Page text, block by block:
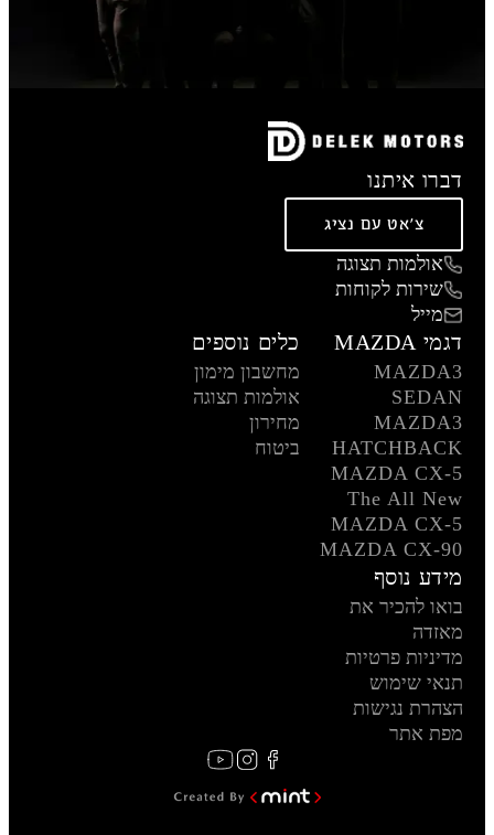
דברו איתנו
צ'אט עם נציג
אולמות תצוגה
שירות לקוחות
מייל
דגמי MAZDA
MAZDA3
SEDAN
MAZDA3
HATCHBACK
MAZDA CX-5
The All New
MAZDA CX-5
MAZDA CX-90
כלים נוספים
מחשבון מימון
אולמות תצוגה
מחירון
ביטוח
מידע נוסף
בואו להכיר את
מאזדה
מדיניות פרטיות
תנאי שימוש
הצהרת נגישות
מפת אתר